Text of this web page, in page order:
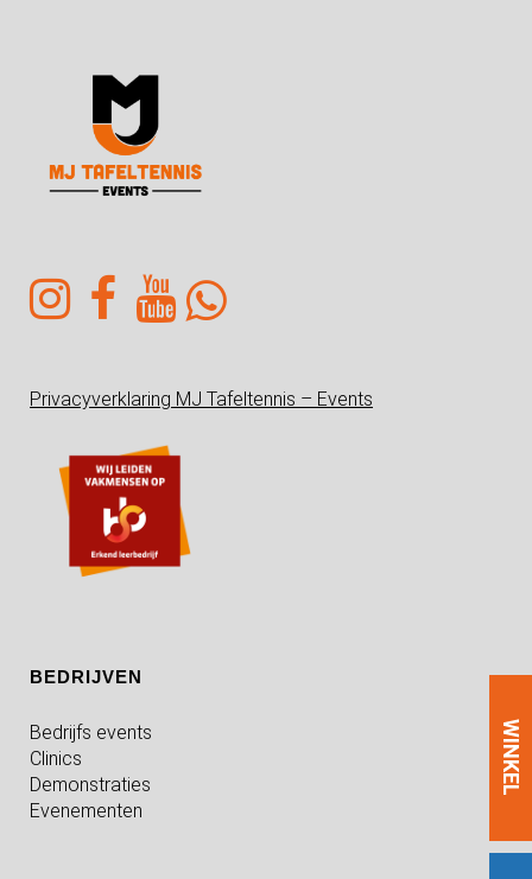
WINKEL
Privacyverklaring MJ Tafeltennis – Events
BEDRIJVEN
Bedrijfs events
Clinics
Demonstraties
Evenementen